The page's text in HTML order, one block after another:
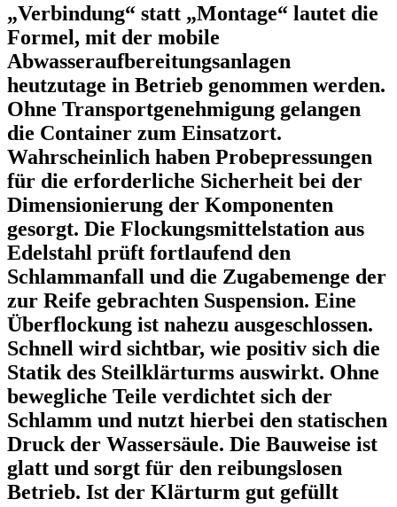
„Verbindung“ statt „Montage“ lautet die
Formel, mit der mobile
Abwasseraufbereitungsanlagen
heutzutage in Betrieb genommen werden.
Ohne Transportgenehmigung gelangen
die Container zum Einsatzort.
Wahrscheinlich haben Probepressungen
für die erforderliche Sicherheit bei der
Dimensionierung der Komponenten
gesorgt. Die Flockungsmittelstation aus
Edelstahl prüft fortlaufend den
Schlammanfall und die Zugabemenge der
zur Reife gebrachten Suspension. Eine
Überflockung ist nahezu ausgeschlossen.
Schnell wird sichtbar, wie positiv sich die
Statik des Steilklärturms auswirkt. Ohne
bewegliche Teile verdichtet sich der
Schlamm und nutzt hierbei den statischen
Druck der Wassersäule. Die Bauweise ist
glatt und sorgt für den reibungslosen
Betrieb. Ist der Klärturm gut gefüllt